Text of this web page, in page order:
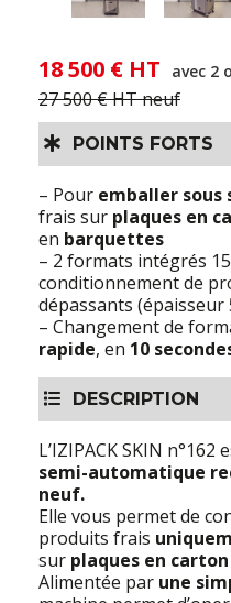
18 500 € HT avec 2
27 500 € HT neuf
POINTS FORTS
– Pour emballer sous
frais sur plaques en
en barquettes
– 2 formats intégrés
conditionnement de
dépassants (épaisseur
– Changement de
rapide, en 10
DESCRIPTION
L’IZIPACK SKIN n°162
semi-automatique
neuf.
Elle vous permet de
produits frais
sur plaques en carton
Alimentée par une